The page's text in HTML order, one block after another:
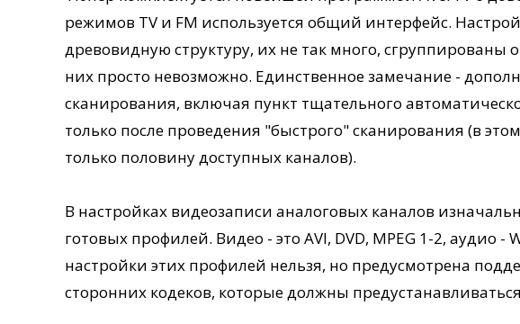
режимов TV и FM используется общий интерфейс.
древовидную структуру, их не так много, сгруппированы
них просто невозможно. Единственное замечание -
сканирования, включая пункт тщательного
только после проведения "быстрого" сканирования (в
только половину доступных каналов).
В настройках видеозаписи аналоговых каналов
готовых профилей. Видео - это AVI, DVD, MPEG 1-2, аудио -
настройки этих профилей нельзя, но предусмотрена
сторонних кодеков, которые должны